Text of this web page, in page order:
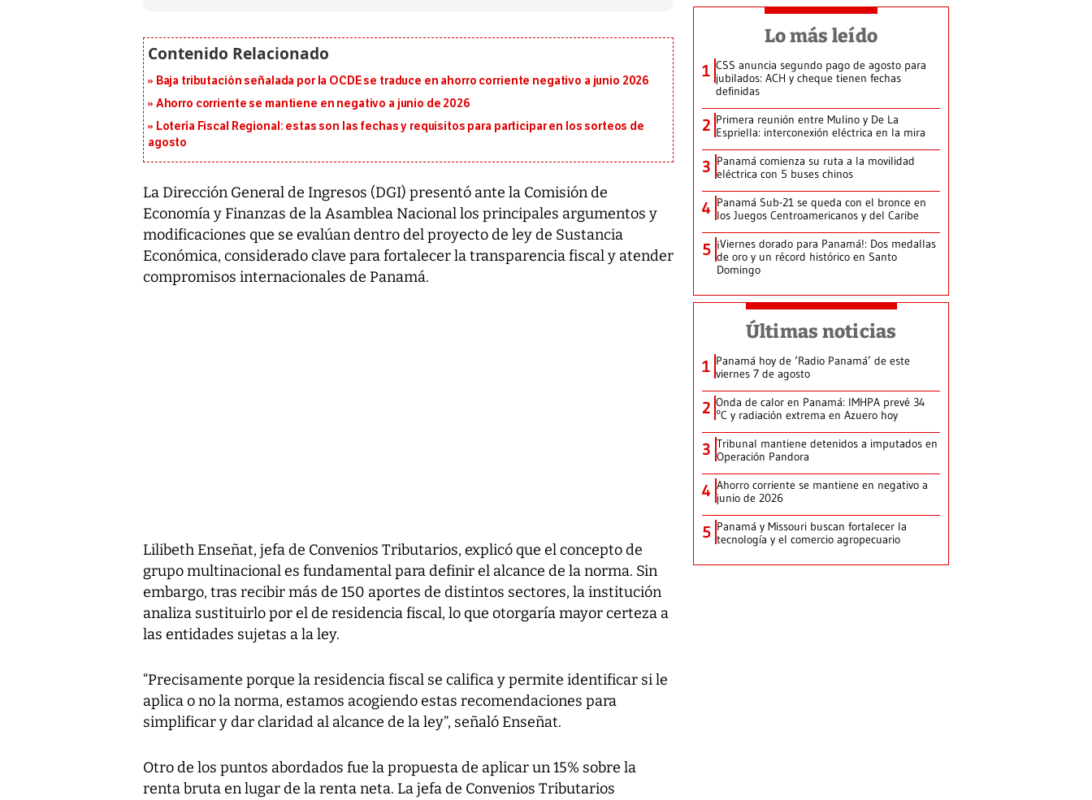
Baja tributación señalada por la OCDE se traduce en ahorro corriente negativo a junio 2026
Ahorro corriente se mantiene en negativo a junio de 2026
Lotería Fiscal Regional: estas son las fechas y requisitos para participar en los sorteos de
agosto
La Dirección General de Ingresos (DGI) presentó ante la Comisión de
Economía y Finanzas de la Asamblea Nacional los principales argumentos y
modificaciones que se evalúan dentro del proyecto de ley de Sustancia
Económica, considerado clave para fortalecer la transparencia fiscal y atender
compromisos internacionales de Panamá.
Lilibeth Enseñat, jefa de Convenios Tributarios, explicó que el concepto de
grupo multinacional es fundamental para definir el alcance de la norma. Sin
embargo, tras recibir más de 150 aportes de distintos sectores, la institución
analiza sustituirlo por el de residencia fiscal, lo que otorgaría mayor certeza a
las entidades sujetas a la ley.
“Precisamente porque la residencia fiscal se califica y permite identificar si le
aplica o no la norma, estamos acogiendo estas recomendaciones para
simplificar y dar claridad al alcance de la ley”, señaló Enseñat.
Otro de los puntos abordados fue la propuesta de aplicar un 15% sobre la
renta bruta en lugar de la renta neta. La jefa de Convenios Tributarios
Lo más leído
1 CSS anuncia segundo pago de agosto para
jubilados: ACH y cheque tienen fechas
definidas
2 Primera reunión entre Mulino y De La
Espriella: interconexión eléctrica en la mira
3 Panamá comienza su ruta a la movilidad
eléctrica con 5 buses chinos
4 Panamá Sub-21 se queda con el bronce en
los Juegos Centroamericanos y del Caribe
5 ¡Viernes dorado para Panamá!: Dos medallas
de oro y un récord histórico en Santo
Domingo
Últimas noticias
1 Panamá hoy de ‘Radio Panamá’ de este
viernes 7 de agosto
2 Onda de calor en Panamá: IMHPA prevé 34
°C y radiación extrema en Azuero hoy
3 Tribunal mantiene detenidos a imputados en
Operación Pandora
4 Ahorro corriente se mantiene en negativo a
junio de 2026
5 Panamá y Missouri buscan fortalecer la
tecnología y el comercio agropecuario